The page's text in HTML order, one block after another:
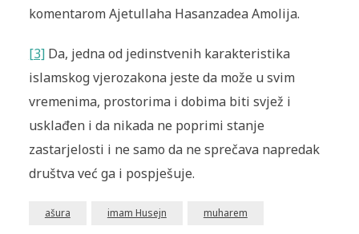
komentarom Ajetullaha Hasanzadea Amolija.
[3]Da, jedna od jedinstvenih karakteristika
islamskog vjerozakona jeste da može u svim
vremenima, prostorima i dobima biti svjež i
usklađen i da nikada ne poprimi stanje
zastarjelosti i ne samo da ne sprečava napredak
društva već ga i pospješuje.
ašura imam Husejn muharem